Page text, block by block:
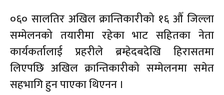
०६० सालतिर अखिल क्रान्तिकारीको १६ औँ जिल्ला
सम्मेलनको तयारीमा रहेका भाट सहितका नेता
कार्यकर्तालाई प्रहरीले ब्रम्हेदबदेखि हिरासतमा
लिएपछि अखिल क्रान्तिकारीको सम्मेलनमा समेत
सहभागि हुन पाएका थिएनन ।